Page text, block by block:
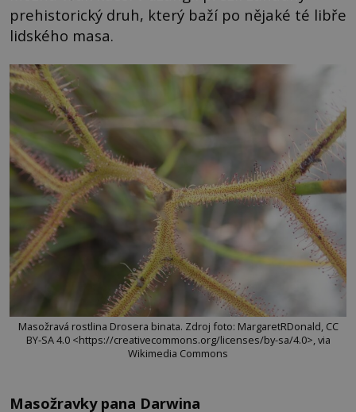
prehistorický druh, který baží po nějaké té libře
lidského masa.
Masožravá rostlina Drosera binata. Zdroj foto: MargaretRDonald, CC
BY-SA 4.0 <https://creativecommons.org/licenses/by-sa/4.0>, via
Wikimedia Commons
Masožravky pana Darwina